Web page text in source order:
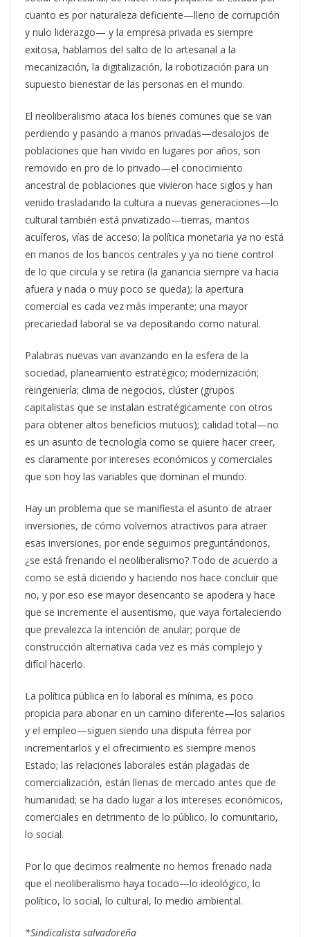
cuanto es por naturaleza deficiente—lleno de corrupción
y nulo liderazgo— y la empresa privada es siempre
exitosa, hablamos del salto de lo artesanal a la
mecanización, la digitalización, la robotización para un
supuesto bienestar de las personas en el mundo.
El neoliberalismo ataca los bienes comunes que se van
perdiendo y pasando a manos privadas—desalojos de
poblaciones que han vivido en lugares por años, son
removido en pro de lo privado—el conocimiento
ancestral de poblaciones que vivieron hace siglos y han
venido trasladando la cultura a nuevas generaciones—lo
cultural también está privatizado—tierras, mantos
acuíferos, vías de acceso; la política monetaria ya no está
en manos de los bancos centrales y ya no tiene control
de lo que circula y se retira (la ganancia siempre va hacia
afuera y nada o muy poco se queda); la apertura
comercial es cada vez más imperante; una mayor
precariedad laboral se va depositando como natural.
Palabras nuevas van avanzando en la esfera de la
sociedad, planeamiento estratégico; modernización;
reingeniería; clima de negocios, clúster (grupos
capitalistas que se instalan estratégicamente con otros
para obtener altos beneficios mutuos); calidad total—no
es un asunto de tecnología como se quiere hacer creer,
es claramente por intereses económicos y comerciales
que son hoy las variables que dominan el mundo.
Hay un problema que se manifiesta el asunto de atraer
inversiones, de cómo volvernos atractivos para atraer
esas inversiones, por ende seguimos preguntándonos,
¿se está frenando el neoliberalismo? Todo de acuerdo a
como se está diciendo y haciendo nos hace concluir que
no, y por eso ese mayor desencanto se apodera y hace
que se incremente el ausentismo, que vaya fortaleciendo
que prevalezca la intención de anular; porque de
construcción alternativa cada vez es más complejo y
difícil hacerlo.
La política pública en lo laboral es mínima, es poco
propicia para abonar en un camino diferente—los salarios
y el empleo—siguen siendo una disputa férrea por
incrementarlos y el ofrecimiento es siempre menos
Estado; las relaciones laborales están plagadas de
comercialización, están llenas de mercado antes que de
humanidad; se ha dado lugar a los intereses económicos,
comerciales en detrimento de lo público, lo comunitario,
lo social.
Por lo que decimos realmente no hemos frenado nada
que el neoliberalismo haya tocado—lo ideológico, lo
político, lo social, lo cultural, lo medio ambiental.
*Sindicalista salvadoreña